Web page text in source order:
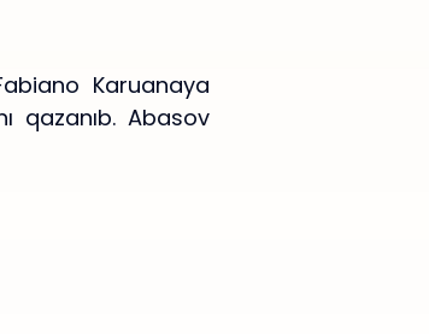
Karuanaya
qazanıb. Abasov